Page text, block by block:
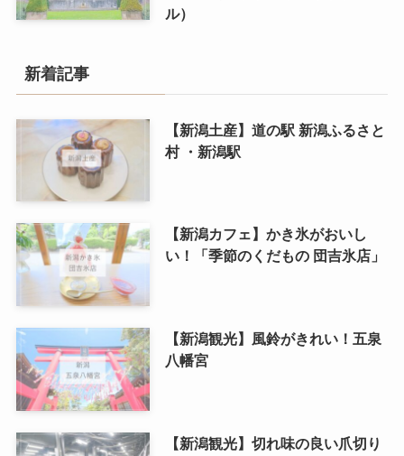
ル）
新着記事
【新潟土産】道の駅 新潟ふるさと
村 ・新潟駅
【新潟カフェ】かき氷がおいし
い！「季節のくだもの 団吉氷店」
【新潟観光】風鈴がきれい！五泉
八幡宮
【新潟観光】切れ味の良い爪切り